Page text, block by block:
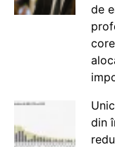
de
din